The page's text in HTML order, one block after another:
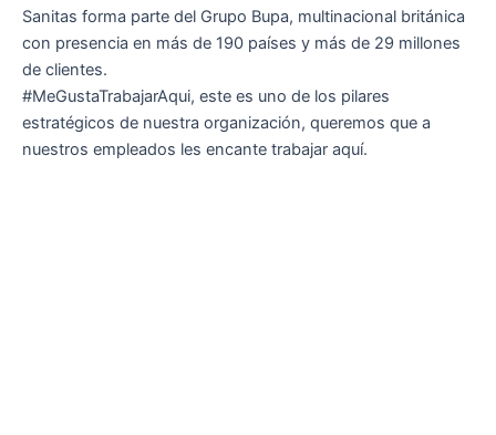
Sanitas forma parte del Grupo Bupa, multinacional británica
con presencia en más de 190 países y más de 29 millones
de clientes.
#MeGustaTrabajarAqui, este es uno de los pilares
estratégicos de nuestra organización, queremos que a
nuestros empleados les encante trabajar aquí.